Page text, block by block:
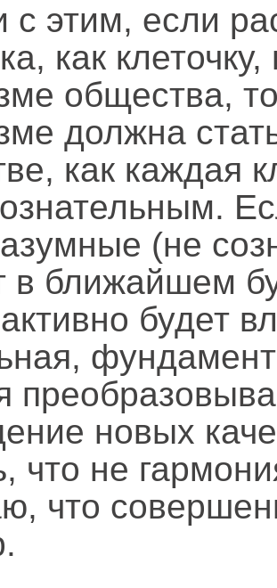
с этим, если
как
общества,
должна
как каждая
(не
в ближайшем
будет
новых
что не
что